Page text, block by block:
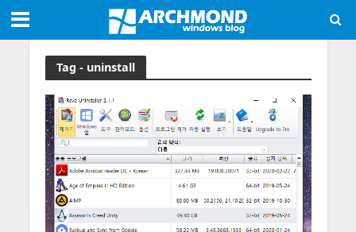
Tag - uninstall